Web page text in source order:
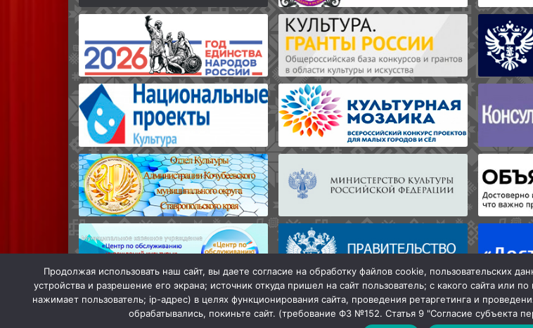
Продолжая использовать наш сайт, вы даете согласие на обработку файлов cookie, пользовательских
устройства и разрешение его экрана; источник откуда пришел на сайт пользователь; с какого сайта или
нажимает пользователь; ip-адрес) в целях функционирования сайта, проведения ретаргетинга и
обрабатывались, покиньте сайт. (требование ФЗ №152. Статья 9 "Согласие субъекта